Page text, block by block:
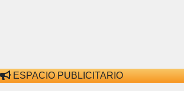
ESPACIO PUBLICITARIO